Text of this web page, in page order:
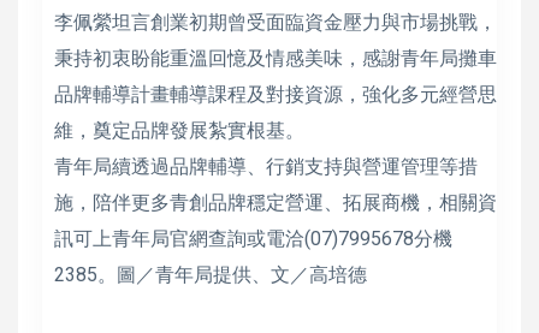
李佩縈坦言創業初期曾受面臨資金壓力與市場挑戰，
秉持初衷盼能重溫回憶及情感美味，感謝青年局攤車
品牌輔導計畫輔導課程及對接資源，強化多元經營思
維，奠定品牌發展紮實根基。
青年局續透過品牌輔導、行銷支持與營運管理等措
施，陪伴更多青創品牌穩定營運、拓展商機，相關資
訊可上青年局官網查詢或電洽(07)7995678分機
2385。圖／青年局提供、文／高培德